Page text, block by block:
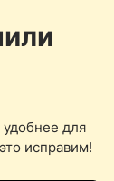
для
исправим!